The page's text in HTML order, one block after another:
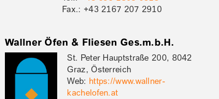
Fax.: +43 2167 207 2910
Wallner Öfen & Fliesen Ges.m.b.H.
St. Peter Hauptstraße 200, 8042
Graz, Österreich
Web: https://www.wallner-
kachelofen.at